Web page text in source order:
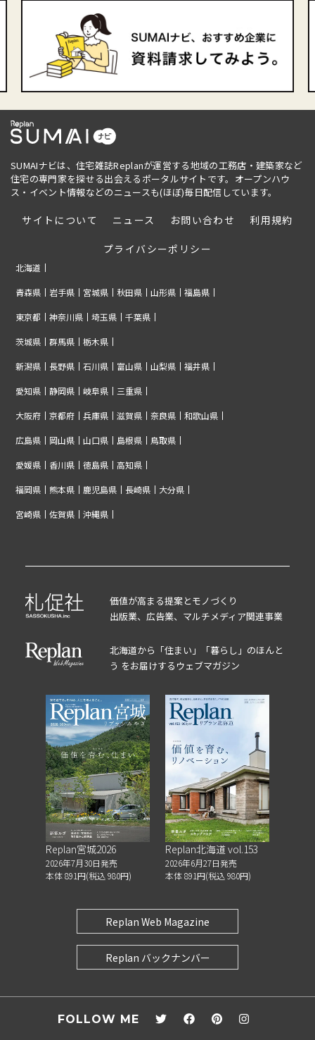
SUMAIナビは、住宅雑誌Replanが運営する地域の工務店・建築家など
住宅の専門家を探せる出会えるポータルサイトです。オープンハウ
ス・イベント情報などのニュースも(ほぼ)毎日配信しています。
サイトについて ニュース お問い合わせ 利用規約
プライバシーポリシー
北海道
青森県 岩手県 宮城県 秋田県 山形県 福島県
東京都 神奈川県 埼玉県 千葉県
茨城県 群馬県 栃木県
新潟県 長野県 石川県 富山県 山梨県 福井県
愛知県 静岡県 岐阜県 三重県
大阪府 京都府 兵庫県 滋賀県 奈良県 和歌山県
広島県 岡山県 山口県 島根県 鳥取県
愛媛県 香川県 徳島県 高知県
福岡県 熊本県 鹿児島県 長崎県 大分県
宮崎県 佐賀県 沖縄県
価値が高まる提案とモノづくり
出版業、広告業、マルチメディア関連事業
北海道から「住まい」「暮らし」のほんと
う をお届けするウェブマガジン
Replan宮城2026
2026年7月30日発売
本体 891円(税込 980円)
Replan北海道 vol.153
2026年6月27日発売
本体 891円(税込 980円)
Replan Web Magazine
Replan バックナンバー
FOLLOW ME